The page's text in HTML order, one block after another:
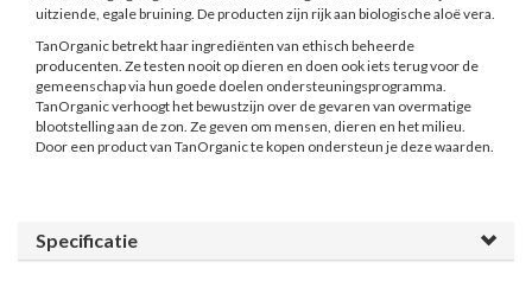
uitziende, egale bruining. De producten zijn rijk aan biologische aloë vera.
TanOrganic betrekt haar ingrediënten van ethisch beheerde
producenten. Ze testen nooit op dieren en doen ook iets terug voor de
gemeenschap via hun goede doelen ondersteuningsprogramma.
TanOrganic verhoogt het bewustzijn over de gevaren van overmatige
blootstelling aan de zon. Ze geven om mensen, dieren en het milieu.
Door een product van TanOrganic te kopen ondersteun je deze waarden.
Specificatie